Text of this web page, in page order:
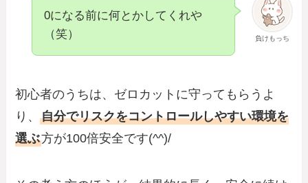
負けもっち
0になる前に何とかしてくれや
（笑）
初心者のうちは、ゼロカットに守ってもらうよ
り、自分でリスクをコントロールしやすい環境を
選ぶ方が100倍安全です(^^)/